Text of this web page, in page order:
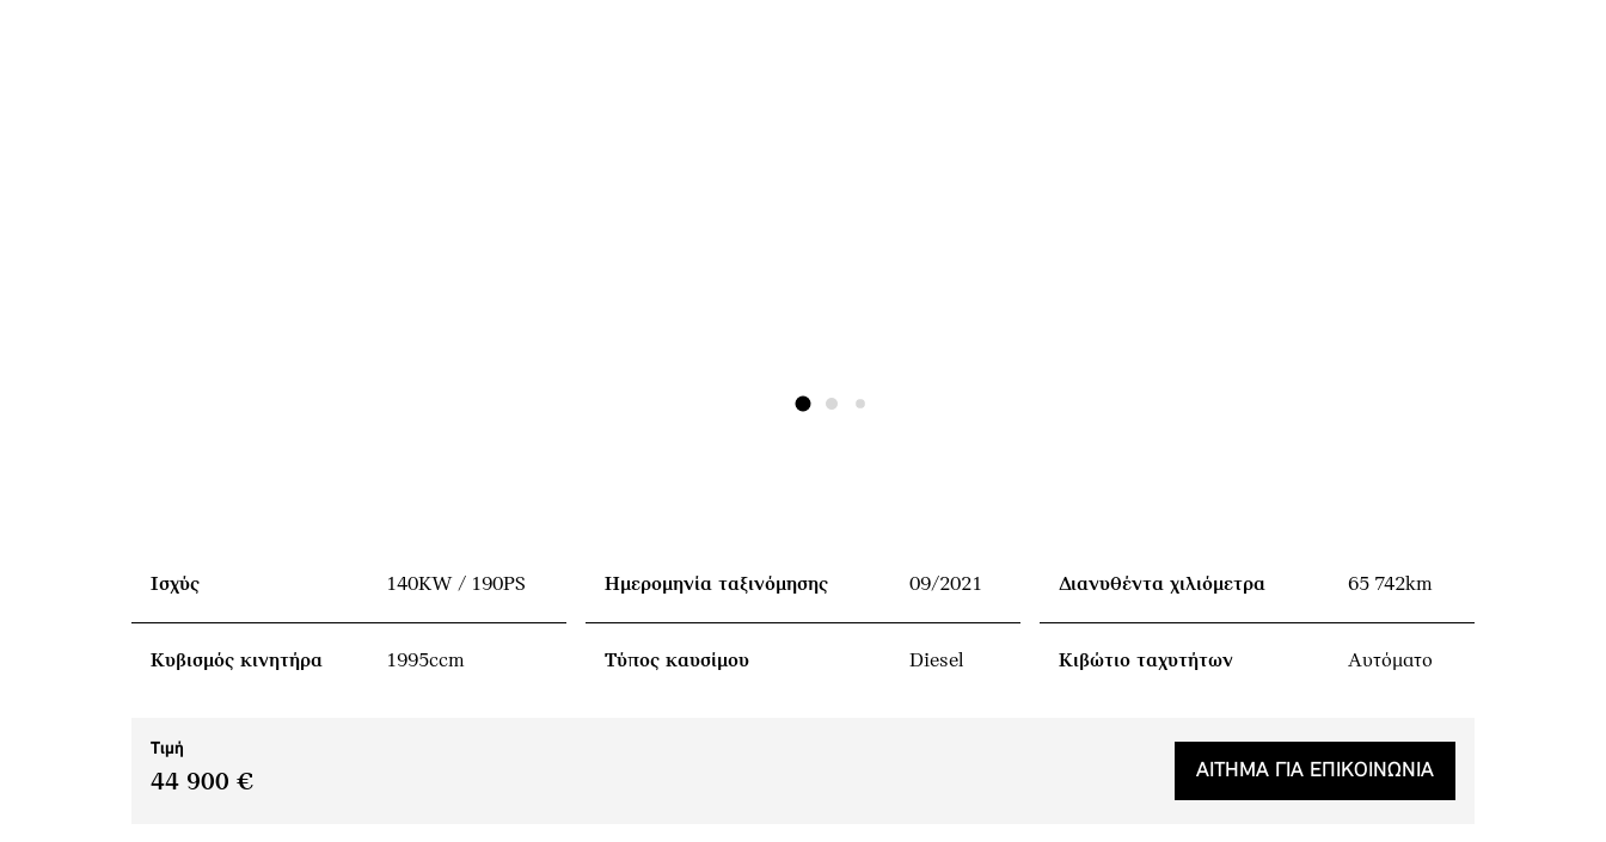
Ισχύς 140KW / 190PS
Κυβισμός κινητήρα 1995ccm
Ημερομηνία ταξινόμησης 09/2021
Τύπος καυσίμου Diesel
Διανυθέντα χιλιόμετρα 65 742km
Κιβώτιο ταχυτήτων Αυτόματο
Τιμή
44 900 € ΑΙΤΗΜΑ ΓΙΑ ΕΠΙΚΟΙΝΩΝΙΑ